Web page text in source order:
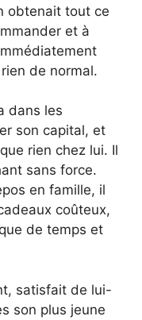
obtenait tout ce
et à
de normal.
dans les
son capital, et
rien chez lui. Il
sans force.
en famille, il
coûteux,
de temps et
satisfait de lui-
son plus jeune